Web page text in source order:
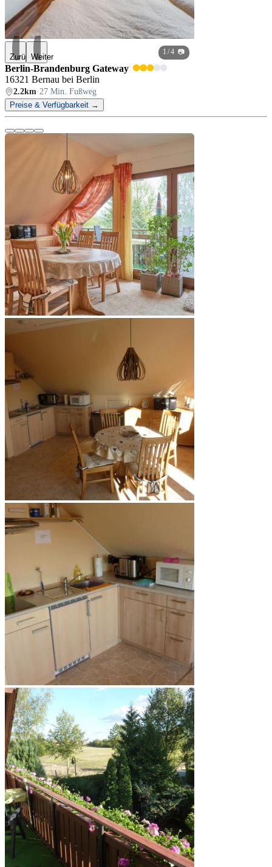
ZurückWeiter
1 / 4 📷
Berlin-Brandenburg Gateway
16321 Bernau bei Berlin
2.2km · 27 Min. Fußweg
Preise & Verfügbarkeit →